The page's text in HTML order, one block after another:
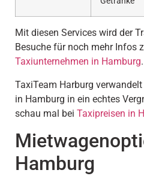
Mit diesen Services wird der
Besuche für noch mehr Infos
Taxiunternehmen in Hamburg.
TaxiTeam Harburg
in Hamburg in ein echtes
schau mal bei Taxipreisen in
Hamburg